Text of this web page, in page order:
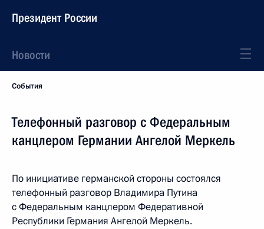
Президент России
Новости
События
Телефонный разговор с Федеральным
канцлером Германии Ангелой Меркель
По инициативе германской стороны состоялся
телефонный разговор Владимира Путина
с Федеральным канцлером Федеративной
Республики Германия Ангелой Меркель.